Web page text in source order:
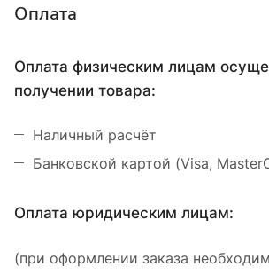
Оплата
Оплата физическим лицам
получении товара:
Наличный расчёт
Банковской картой (Visa,
Оплата юридическим лицам:
(при оформлении заказа